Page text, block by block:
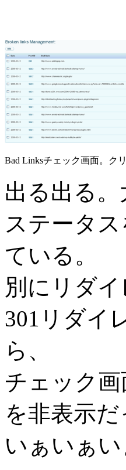
Bad Linksチェック画面。ク
出る出る。
ステータ
ている。
別にリダ
301リダイ
ら、
チェック
を非表示だ
いぁいぁ